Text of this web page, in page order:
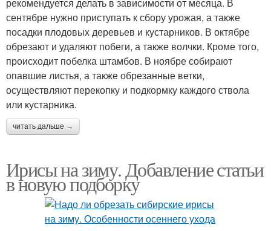
рекомендуется делать в зависимости от месяца. В
сентябре нужно приступать к сбору урожая, а также
посадки плодовых деревьев и кустарников. В октябре
обрезают и удаляют побеги, а также волчки. Кроме того,
происходит побелка штамбов. В ноябре собирают
опавшие листья, а также обрезанные ветки,
осуществляют перекопку и подкормку каждого ствола
или кустарника.
читать дальше →
Ирисы на зиму. Добавление статьи
в новую подборку